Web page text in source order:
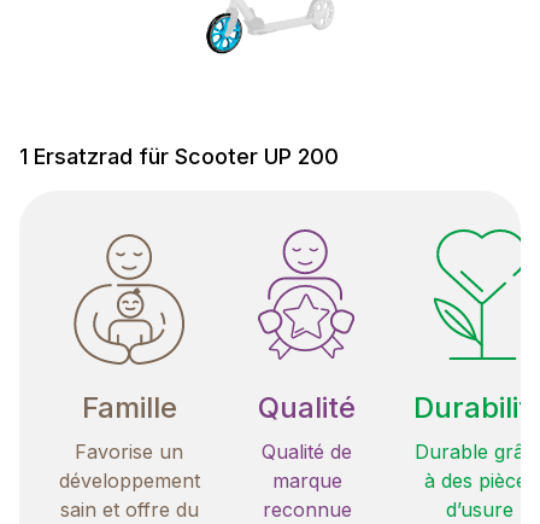
1 Ersatzrad für Scooter UP 200
Famille
Favorise un
développement
sain et offre du
Qualité
Qualité de
marque
reconnue
Durable
à des pièces
d’usure